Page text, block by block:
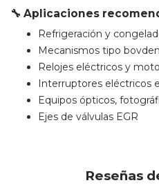
🔧 Aplicaciones
Refrigeración y
Mecanismos tipo
Relojes eléctricos y
Interruptores eléctricos
Equipos ópticos,
Ejes de válvulas EGR
Reseñas